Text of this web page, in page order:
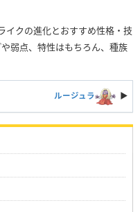
イクの進化とおすすめ性格・技
弱点、特性はもちろん、種族
ルージュラ ▶︎